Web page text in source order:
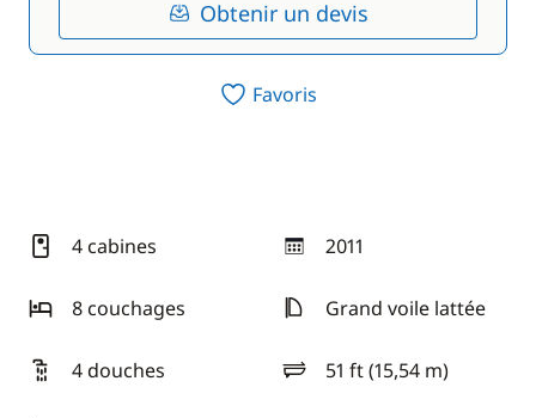
Obtenir un devis
Favoris
4 cabines 2011
année
8 couchages
Grand voile lattée
4 douches 51 ft (15,54 m)
longueur